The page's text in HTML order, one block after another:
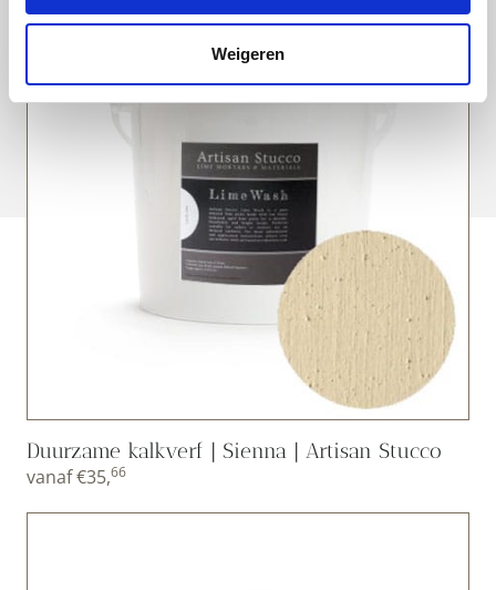
Weigeren
Duurzame kalkverf | Sienna | Artisan Stucco
vanaf€35,66